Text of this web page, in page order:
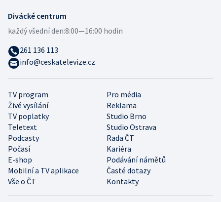
TV program
Pro média
Živé vysílání
Reklama
TV poplatky
Studio Brno
Teletext
Studio Ostrava
Podcasty
Rada ČT
Počasí
Kariéra
E-shop
Podávání námětů
Mobilní a TV aplikace
Časté dotazy
Vše o ČT
Kontakty
Divácké centrum
každý všední den:8:00—16:00 hodin
261 136 113
info@ceskatelevize.cz